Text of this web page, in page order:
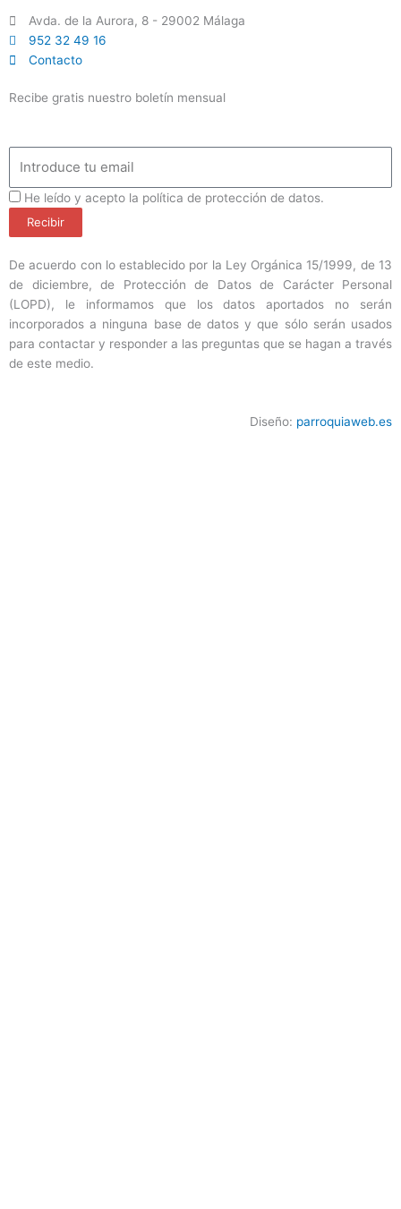
Avda. de la Aurora, 8 - 29002 Málaga
952 32 49 16
Contacto
Recibe gratis nuestro boletín mensual
ProteccionDatos
He leído y acepto la política de protección de datos.
Recibir
De acuerdo con lo establecido por la Ley Orgánica 15/1999, de 13
de diciembre, de Protección de Datos de Carácter Personal
(LOPD), le informamos que los datos aportados no serán
incorporados a ninguna base de datos y que sólo serán usados
para contactar y responder a las preguntas que se hagan a través
de este medio.
Diseño: parroquiaweb.es